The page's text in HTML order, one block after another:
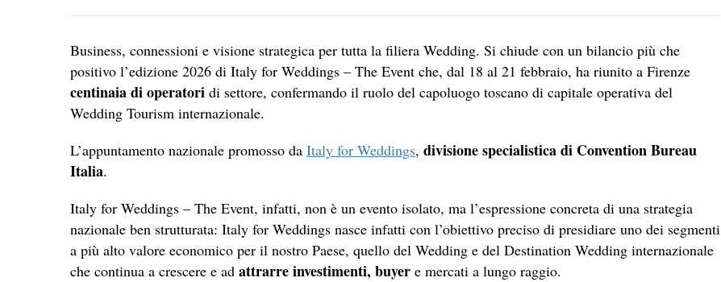
Business, connessioni e visione strategica per tutta la filiera Wedding. Si chiude con un bilancio più che
positivo l’edizione 2026 di Italy for Weddings – The Event che, dal 18 al 21 febbraio, ha riunito a Firenze
centinaia di operatori di settore, confermando il ruolo del capoluogo toscano di capitale operativa del
Wedding Tourism internazionale.
L’appuntamento nazionale promosso da Italy for Weddings, divisione specialistica di Convention Bureau
Italia.
Italy for Weddings – The Event, infatti, non è un evento isolato, ma l’espressione concreta di una strategia
nazionale ben strutturata: Italy for Weddings nasce infatti con l’obiettivo preciso di presidiare uno dei segmenti
a più alto valore economico per il nostro Paese, quello del Wedding e del Destination Wedding internazionale
che continua a crescere e ad attrarre investimenti, buyer e mercati a lungo raggio.